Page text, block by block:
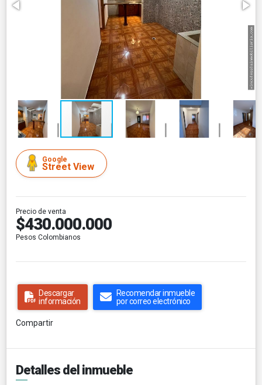
Google
Street View
Precio de venta
$430.000.000
Pesos Colombianos
Descargar
información
Recomendar inmueble
por correo electrónico
Compartir
Detalles del inmueble